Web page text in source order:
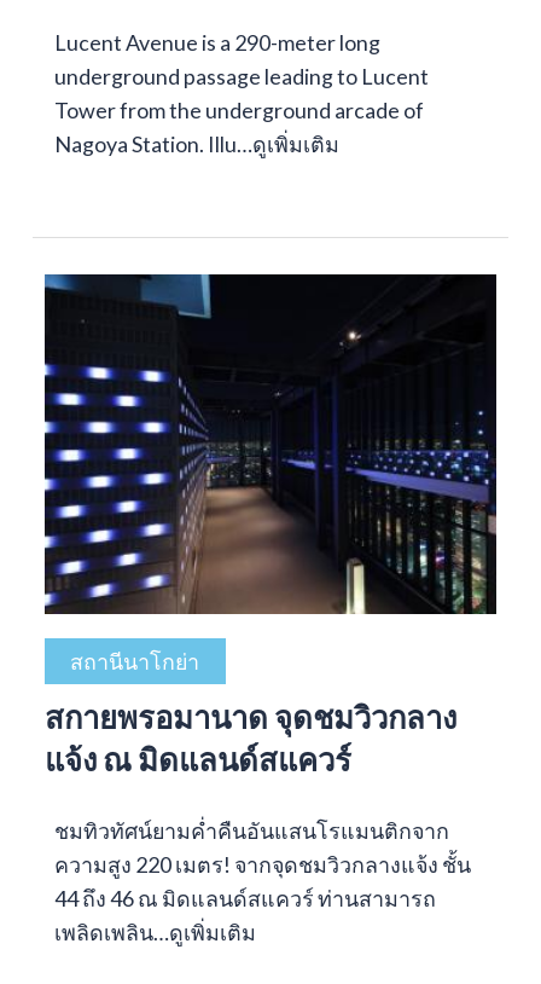
Lucent Avenue is a 290-meter long
underground passage leading to Lucent
Tower from the underground arcade of
Nagoya Station. Illu…ดูเพิ่มเติม
สถานีนาโกย่า
สกายพรอมานาด จุดชมวิวกลาง
แจ้ง ณ มิดแลนด์สแควร์
ชมทิวทัศน์ยามค่ำคืนอันแสนโรแมนติกจาก
ความสูง 220 เมตร! จากจุดชมวิวกลางแจ้ง ชั้น
44 ถึง 46 ณ มิดแลนด์สแควร์ ท่านสามารถ
เพลิดเพลิน…ดูเพิ่มเติม